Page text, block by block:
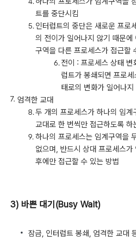
트를 중단시킴
인터럽트의 중단은 새로운 프로
의 전이가 일어나지 않기 때문에
구역을 다른 프로세스가 접근할
전이 : 프로세스 상태 변
럽트가 봉쇄되면 프로
태로의 변화가 일어나지
엄격한 교대
두 개의 프로세스가 하나의 임계
교대로 한 번씩만 접근하도록 하
하나의 프로세스는 임계구역을
없으며, 반드시 상대 프로세스
후에만 접근할 수 있는 방법
3) 바쁜 대기(Busy Wait)
잠금, 인터럽트 봉쇄, 엄격한 교대